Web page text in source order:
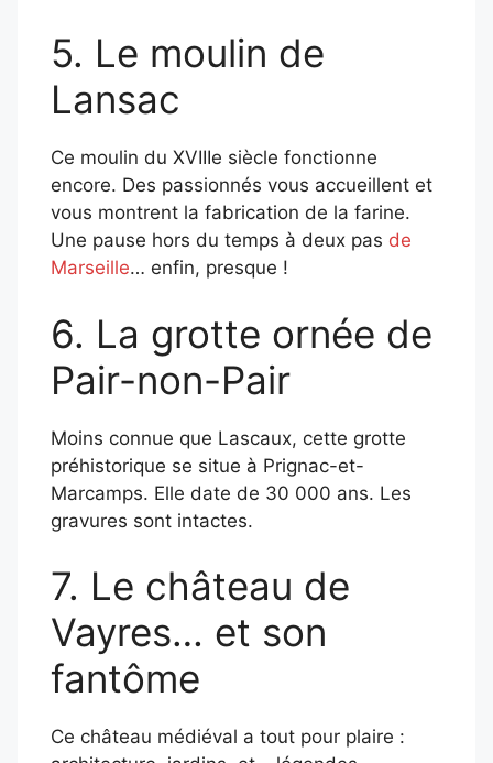
5. Le moulin de
Lansac
Ce moulin du XVIIIe siècle fonctionne
encore. Des passionnés vous accueillent et
vous montrent la fabrication de la farine.
Une pause hors du temps à deux pas de
Marseille… enfin, presque !
6. La grotte ornée de
Pair-non-Pair
Moins connue que Lascaux, cette grotte
préhistorique se situe à Prignac-et-
Marcamps. Elle date de 30 000 ans. Les
gravures sont intactes.
7. Le château de
Vayres… et son
fantôme
Ce château médiéval a tout pour plaire :